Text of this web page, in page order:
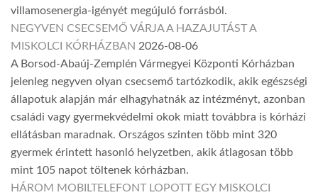
villamosenergia-igényét megújuló forrásból.
NEGYVEN CSECSEMŐ VÁRJA A HAZAJUTÁST A
MISKOLCI KÓRHÁZBAN 2026-08-06
A Borsod-Abaúj-Zemplén Vármegyei Központi Kórházban
jelenleg negyven olyan csecsemő tartózkodik, akik egészségi
állapotuk alapján már elhagyhatnák az intézményt, azonban
családi vagy gyermekvédelmi okok miatt továbbra is kórházi
ellátásban maradnak. Országos szinten több mint 320
gyermek érintett hasonló helyzetben, akik átlagosan több
mint 105 napot töltenek kórházban.
HÁROM MOBILTELEFONT LOPOTT EGY MISKOLCI